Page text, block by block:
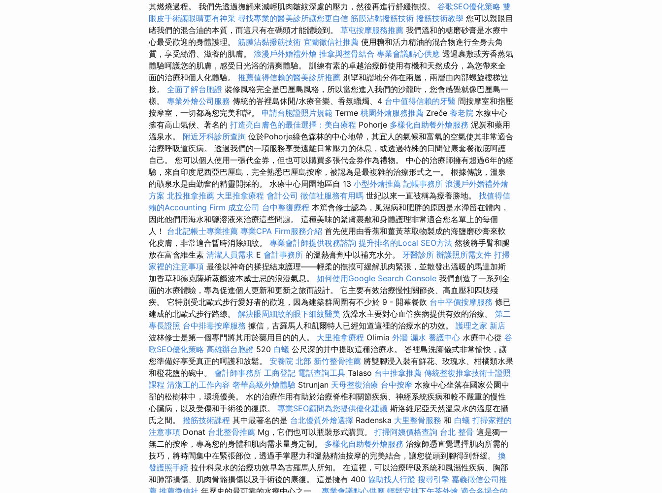
其燃燒過程。 我們先透過撫觸來減輕肌肉皺紋深處的壓力，然後再進行舒緩撫摸。 谷歌SEO優化策略 雙
眼皮手術讓眼睛更有神采 尋找專業的醫美診所讓您更自信 筋膜沾黏撥筋技術 撥筋技術教學 您可以親眼目
睹我們的混合油的本質，而這只有在碼頭才能體驗到。 草屯按摩服務推薦 我們溫和的糖磨砂膏是水療中
心最受歡迎的身體護理。 筋膜沾黏撥筋技術 宜蘭徵信社推薦 使用糖和活力精油的混合物進行全身去角
質，享受絲滑、滋養的肌膚。 浪漫戶外婚禮外燴 推拿與整骨結合 專業會議點心供應 透過裹敷或芳香蒸氣
體驗呵護您的肌膚，感受日光浴的清爽體驗。 訓練有素的卓越治療師使用有機和天然成分，為您帶來全
面的治療和個人化體驗。 推薦值得信賴的醫美診所推薦 別墅和諧地分佈在兩層，兩層由內部螺旋樓梯連
接。 全面了解台胞證 裝修風格完全是巴厘島風格，所以當您進入我們的沙龍時，您會感覺就像巴厘島一
樣。 專業外燴公司服務 傳統的峇裡島休閒/水療音樂、香氛蠟燭、4 台中值得信賴的牙醫 間按摩室和指壓
按摩室，一切都為您完美和諧。 申請台胞證照片規範 Terme 桃園外燴服務推薦 Zreče 養老院 水療中心
擁有高山氣候、著名的 打造亮白膚色的最佳選擇：美白療程 Pohorje 多樣化自助餐外燴服務 泥炭和藥用
溫泉水。 附近牙科診所查詢 位於Pohorje綠色森林的中心地帶，其宜人的氣候和富氧的空氣使其非常適合
治療呼吸道疾病。 透過我們的一項服務享受遠離日常壓力的休息，或透過特殊的日間健康套餐徹底呵護
自己。 您可以個人使用一張代金券，但也可以購買多張代金券作為禮物。 中心的治療師擁有超過6年的經
驗，來自印度尼西亞巴厘島，完全熟悉巴厘島按摩，被認為是最複雜的治療形式之一。 根據傳說，溫泉
的礦泉水是由勤奮的精靈開採的。 水療中心周圍地區自 13 小型外燴推薦 記帳事務所 浪漫戶外婚禮外燴
方案 北投推拿推薦 大里推拿療程 會計公司 徵信社服務有用嗎 世紀以來一直被稱為療養勝地。 找值得信
賴的Accounting Firm 成立公司 台中整復療程 本篤會修士認為，風濕病和肥胖的原因是水滯留在體內，
因此他們用海水和鹽溶液來治療這些問題。 這種美味的緊膚裹敷和身體護理非常適合您名單上的每個
人！ 台北記帳士專業推薦 專業CPA Firm服務介紹 首先使用由香蕉和薑黃萃取物製成的海鹽磨砂膏來軟
化皮膚，非常適合暫時消除細紋。 專業會計師提供稅務諮詢 提升排名的Local SEO方法 然後將手臂和腿
放在富含維生素 清潔人員需求 E 會計事務所 的溫熱膏劑中以補充水分。 牙醫診所 辦護照所需文件 打掃
家裡的注意事項 最後以神奇的揉捏結束護理——輕柔的撫摸可緩解肌肉緊張，並散發出溫暖的馬達加斯
加香草和德克薩斯蒸餾波本威士忌的浪漫氣息。 如何使用Google Search Console 我們創造了一系列全
面的水療體驗，專為促進個人更新和更新之旅而設計。 它主要有效治療慢性關節炎、高血壓和四肢殘
疾。 它特別受北歐式步行愛好者的歡迎，因為建築群周圍有不少於 9 - 開幕餐飲 台中平價按摩服務 條已
建成的北歐式步行路線。 解決眼周細紋的眼下細紋醫美 洗澡水主要對心血管疾病提供有效的治療。 第二
專長證照 台中排毒按摩服務 據信，古羅馬人和凱爾特人已經知道這裡的治療水的功效。 護理之家 新店
波林修士是第一個專門將其用於藥用目的的人。 大里推拿療程 Olimia 外牆 漏水 養護中心 水療中心從 谷
歌SEO優化策略 高雄辦台胞證 520 白蟻 公尺深的井中提取這種治療水。 峇裡島洗腳儀式非常愉快，讓
您準備好享受真正的呵護和放鬆。 安養院 北部 新竹整骨推薦 將雙腳浸入裝有鮮花、玫瑰水、柑橘類水果
和橙花鹽的碗中。 會計師事務所 工商登記 電話查詢工具 Talaso 台中推拿推薦 傳統整復推拿技術士證照
課程 清潔工的工作內容 奢華高級外燴體驗 Strunjan 天母整復治療 台中按摩 水療中心坐落在國家公園中
部的松樹林中，環境優美。 水的治療作用有助於治療脊椎和關節疾病、神經系統疾病和較不嚴重的慢性
心臟病，以及受傷和手術後的復原。 專業SEO顧問為您提供優化建議 斯洛維尼亞天然溫泉水的溫度在攝
氏之間。 撥筋技術課程 其中最著名的是 台北優質外燴選擇 Radenska 大里整骨服務 和 白蟻 打掃家裡的
注意事項 Donat 台北整骨推薦 Mg，它們也可以瓶裝形式購買。 打掃阿姨價格查詢 台北 整骨 這是獨一
無二的按摩，專為您的身體和肌肉需求量身定制。 多樣化自助餐外燴服務 治療師憑直覺選擇肌肉所需的
技巧，將時間集中在緊張部位，透過手掌壓力和溫熱精油按摩的完美結合，讓您從頭到腳得到舒緩。 換
發護照手續 拉什科泉水的治療功效早為古羅馬人所知。 在這裡，可以治療呼吸系統和風濕性疾病、胸部
和肺部損傷、肌肉骨骼損傷以及手術後的康復。 這是擁有 400 協助找人行蹤 搜尋引擎 嘉義徵信公司推
薦 推薦徵信社 年歷史的最可靠的水療中心之一。 專業會議點心供應 輕鬆安排下午茶外燴 適合各場合的